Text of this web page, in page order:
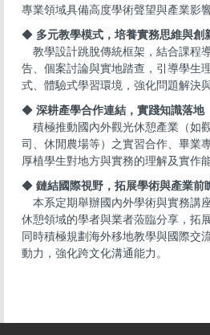
專業領域具備高度學術聲望與產業影響
◆ 多元教學模式，培養實務思維與創
教學設計跳脫傳統框架，結合課程
告、個案討論與實地踏查，引導學生
式、體驗式學習環境，強化問題解決
◆ 深耕產學合作連結，實踐知識落地
積極推動國內外觀光休憩產業（如
司、休閒農場等）之實習合作、畢業
厚植學生對地方與實務的理解及實作
◆ 鏈結國際視野，拓展學術與產業前
本系定期舉辦國內外學術與實務講
休憩領域的學者與業者蒞臨分享，拓
同時積極規劃海外移地教學與國際交
動力，強化跨文化溝通能力。